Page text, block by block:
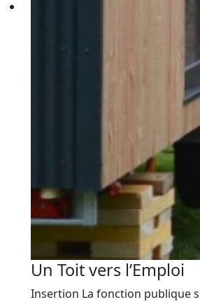
Un Toit vers l’Emploi
Insertion La fonction publique